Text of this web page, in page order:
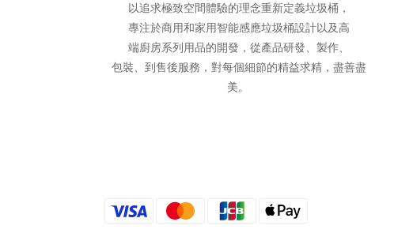
以追求極致空間體驗的理念重新定義垃圾桶，
專注於商用和家用智能感應垃圾桶設計以及高
端廚房系列用品的開發，從產品研發、製作、
包裝、到售後服務，對每個細節的精益求精，盡善盡
美。